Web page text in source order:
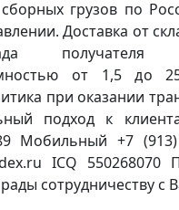
грузов по
Доставка от
получателя
от 1,5 до
при оказании
подход к
Мобильный +7
ICQ 550268070
сотрудничеству с